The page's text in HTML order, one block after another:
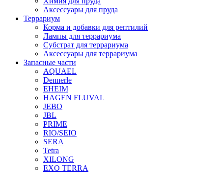
Аксессуары для пруда
Террариум
Корма и добавки для рептилий
Лампы для террариума
Субстрат для террариума
Аксессуары для террариума
Запасные части
AQUAEL
Dennerle
EHEIM
HAGEN FLUVAL
JEBO
JBL
PRIME
RIO/SEIO
SERA
Tetra
XILONG
EXO TERRA